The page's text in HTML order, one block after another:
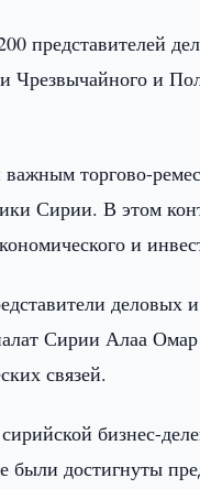
представителей
Чрезвычайного и
торгово-
Сирии. В этом
и
деловых
Сирии Алаа
связей.
бизнес-
были достигнуты